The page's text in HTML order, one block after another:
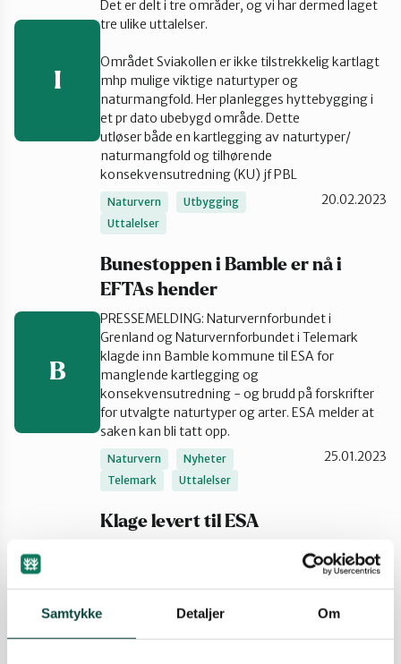
Samtykke Detaljer Om
I
Det er delt i tre områder, og vi har dermed laget
tre ulike uttalelser.
Området Sviakollen er ikke tilstrekkelig kartlagt
mhp mulige viktige naturtyper og
naturmangfold. Her planlegges hyttebygging i
et pr dato ubebygd område. Dette
utløser både en kartlegging av naturtyper/
naturmangfold og tilhørende
konsekvensutredning (KU) jf PBL
Naturvern
Utbygging
Uttalelser
20.02.2023
B
Bunestoppen i Bamble er nå i
EFTAs hender
PRESSEMELDING: Naturvernforbundet i
Grenland og Naturvernforbundet i Telemark
klagde inn Bamble kommune til ESA for
manglende kartlegging og
konsekvensutredning - og brudd på forskrifter
for utvalgte naturtyper og arter. ESA melder at
saken kan bli tatt opp.
Naturvern
Nyheter
Telemark
Uttalelser
25.01.2023
Klage levert til ESA
Naturvernforbundet i Telemark har sendt en
pressemelding til både TA og PD angående de
seneste utviklingene i Bunestoppen-saken. NNV
Telemark og Grenland har levert en klage til ESA
etter avslag fra Kommunal- og
distriktsdepartementet. Her er meldingen.